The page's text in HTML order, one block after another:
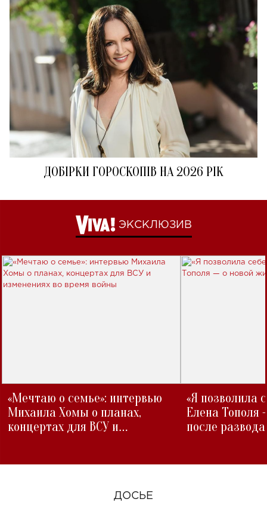
ДОБІРКИ ГОРОСКОПІВ НА 2026 РІК
ЭКСКЛЮЗИВ
«Мечтаю о семье»: интервью
Михаила Хомы о планах,
концертах для ВСУ и
«Я позволила
Елена Тополя
после развода
ДОСЬЕ